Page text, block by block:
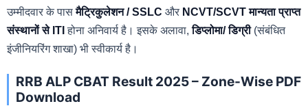
उम्मीदवार के पासमैट्रिकुलेशन / SSLC और NCVT/SCVT मान्यता प्राप्त
संस्थानों से ITI होना अनिवार्य है। इसके अलावा,डिप्लोमा/ डिग्री(संबंधित
इंजीनियरिंग शाखा) भी स्वीकार्य है।
RRB ALP CBAT Result 2025 – Zone-Wise PDF
Download